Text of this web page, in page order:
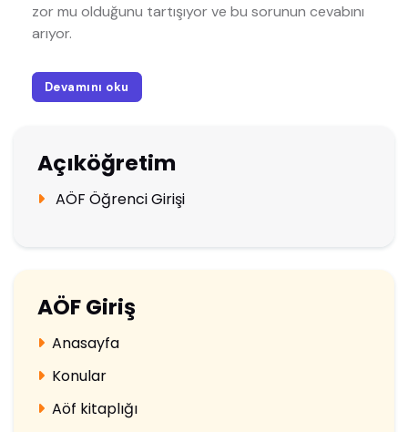
zor mu olduğunu tartışıyor ve bu sorunun cevabını
arıyor.
Devamını oku
Açıköğretim
AÖF Öğrenci Girişi
AÖF Giriş
Anasayfa
Konular
Aöf kitaplığı